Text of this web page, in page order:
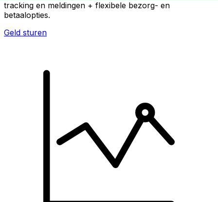
tracking en meldingen + flexibele bezorg- en
betaalopties.
Geld sturen